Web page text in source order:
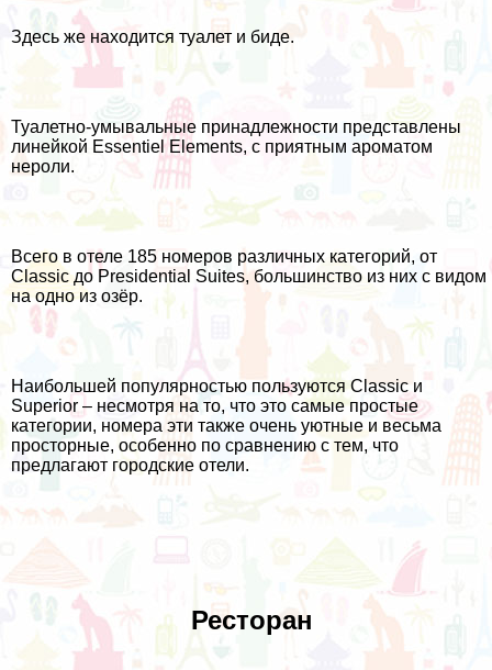
Здесь же находится туалет и биде.
Туалетно-умывальные принадлежности представлены
линейкой Essentiel Elements, с приятным ароматом
нероли.
Всего в отеле 185 номеров различных категорий, от
Classic до Presidential Suites, большинство из них с видом
на одно из озёр.
Наибольшей популярностью пользуются Classic и
Superior – несмотря на то, что это самые простые
категории, номера эти также очень уютные и весьма
просторные, особенно по сравнению с тем, что
предлагают городские отели.
Ресторан